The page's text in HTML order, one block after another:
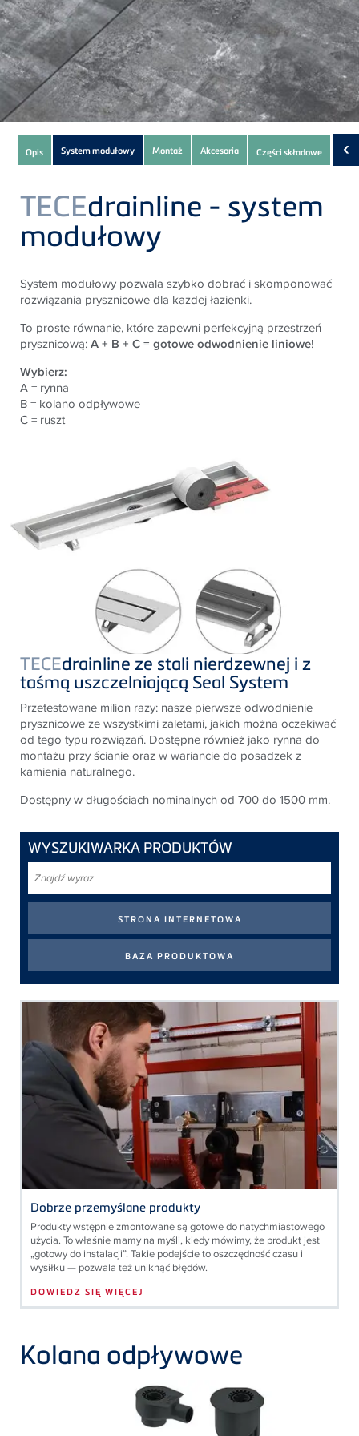
Subnavigation
of
current
Product
Opis System modułowy Montaż Akcesoria Części składowe Do
‹
TECEdrainline - system
modułowy
System modułowy pozwala szybko dobrać i skomponować
rozwiązania prysznicowe dla każdej łazienki.
To proste równanie, które zapewni perfekcyjną przestrzeń
prysznicową:A + B + C = gotowe odwodnienie liniowe!
Wybierz:
A = rynna
B = kolano odpływowe
C = ruszt
TECEdrainline ze stali nierdzewnej i z
taśmą uszczelniającą Seal System
Przetestowane milion razy: nasze pierwsze odwodnienie
prysznicowe ze wszystkimi zaletami, jakich można oczekiwać
od tego typu rozwiązań. Dostępne również jako rynna do
montażu przy ścianie oraz w wariancie do posadzek z
kamienia naturalnego.
Dostępny w długościach nominalnych od 700 do 1500 mm.
WYSZUKIWARKA PRODUKTÓW
wyraz
Dobrze przemyślane produkty
Produkty wstępnie zmontowane są gotowe do natychmiastowego
użycia. To właśnie mamy na myśli, kiedy mówimy, że produkt jest
„gotowy do instalacji”. Takie podejście to oszczędność czasu i
wysiłku — pozwala też uniknąć błędów.
DOWIEDZ SIĘ WIĘCEJ
Kolana odpływowe